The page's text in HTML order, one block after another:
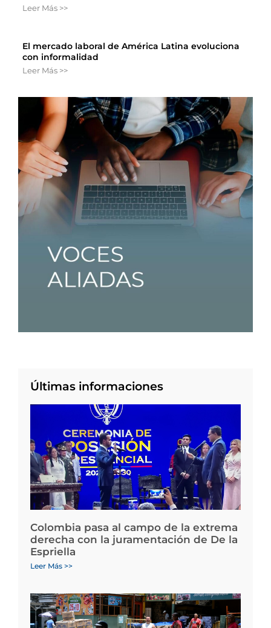
Leer Más >>
El mercado laboral de América Latina evoluciona
con informalidad
Leer Más >>
Últimas informaciones
Colombia pasa al campo de la extrema
derecha con la juramentación de De la
Espriella
Leer Más >>